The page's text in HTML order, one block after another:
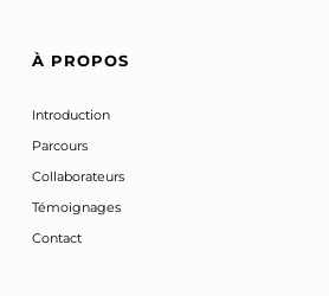
À PROPOS
Introduction
Parcours
Collaborateurs
Témoignages
Contact